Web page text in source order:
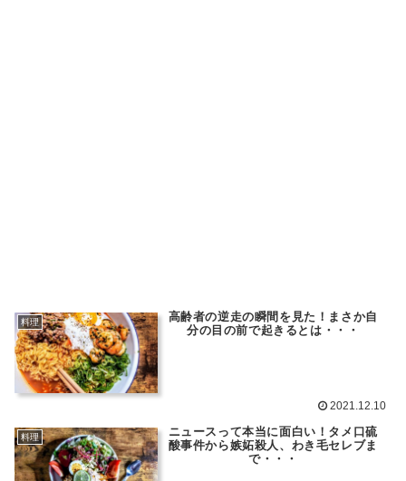
料理
高齢者の逆走の瞬間を見た！まさか自
分の目の前で起きるとは・・・
2021.12.10
料理
ニュースって本当に面白い！タメ口硫
酸事件から嫉妬殺人、わき毛セレブま
で・・・